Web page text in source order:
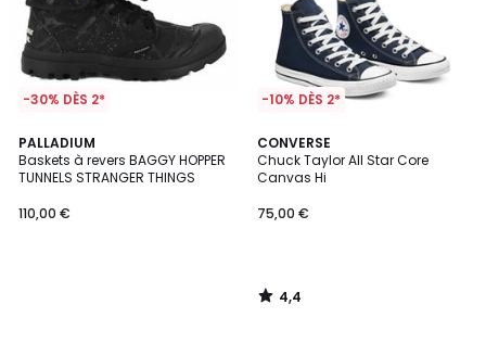
-30% DÈS 2*
PALLADIUM
Baskets à revers BAGGY HOPPER
TUNNELS STRANGER THINGS
110,00 €
-10% DÈS 2*
CONVERSE
Chuck Taylor All Star Core
Canvas Hi
75,00 €
4,4
/ 5
4,4
/